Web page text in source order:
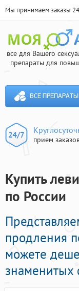
Мы принимаем заказы 24
все для Вашего
препараты для
ВСЕ ПРЕПАРАТЫ
прием
Купить
по России
продления
можете
знаменитых